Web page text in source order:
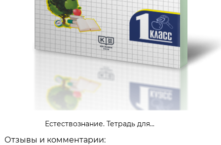
Естествознание. Тетрадь для...
Отзывы и комментарии: